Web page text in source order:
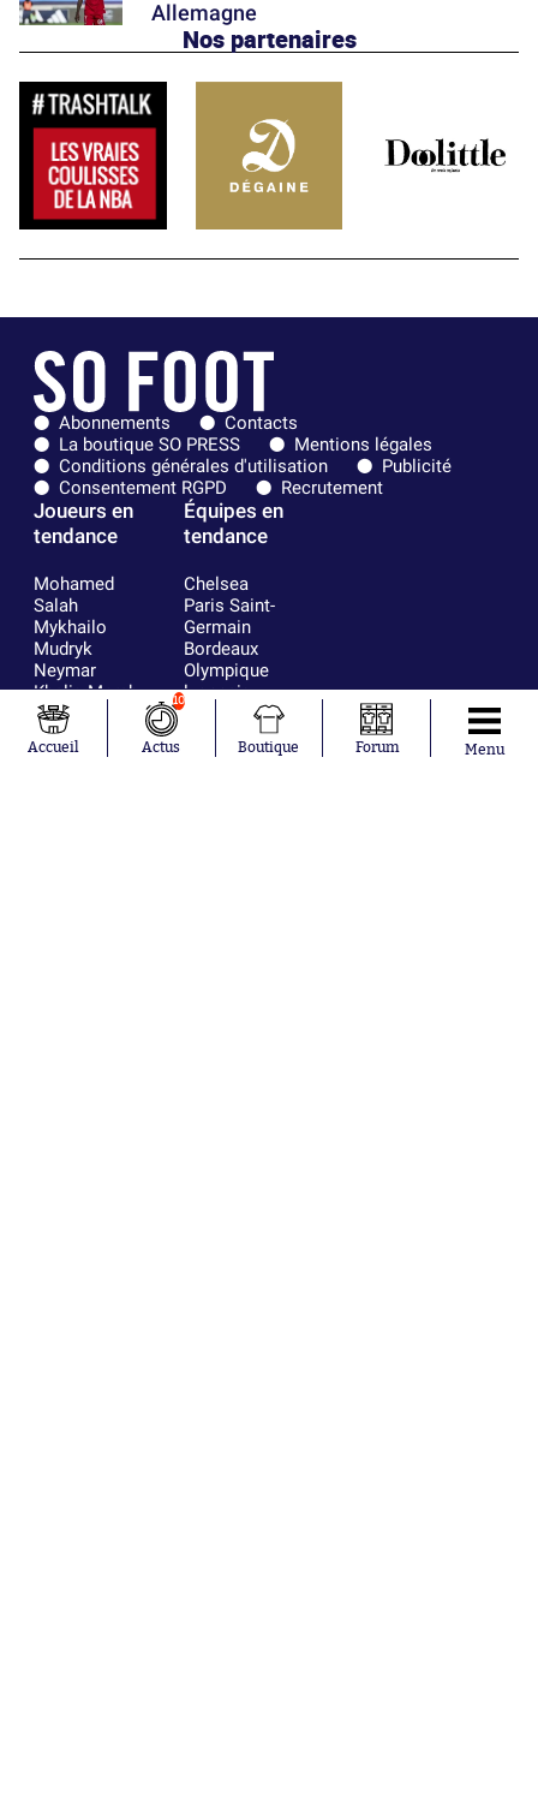
Allemagne
Nos partenaires
Abonnements
Contacts
La boutique SO PRESS
Mentions légales
Conditions générales d'utilisation
Publicité
Consentement RGPD
Recrutement
Joueurs en
tendance
Mohamed
Salah
Mykhailo
Mudryk
Neymar
Khalis Merah
Loïs Openda
Moussa
Niakhaté
Équipes en
tendance
Chelsea
Paris Saint-
Germain
Bordeaux
Olympique
lyonnais
FIFA
Real Madrid
RC Strasbourg
Accueil
10
Actus Boutique Forum Menu